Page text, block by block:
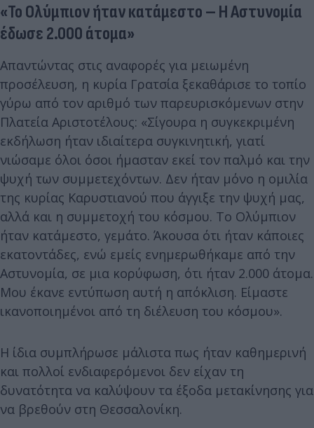
«Το Ολύμπιον ήταν κατάμεστο – Η Αστυνομία
έδωσε 2.000 άτομα»
Απαντώντας στις αναφορές για μειωμένη
προσέλευση, η κυρία Γρατσία ξεκαθάρισε το τοπίο
γύρω από τον αριθμό των παρευρισκόμενων στην
Πλατεία Αριστοτέλους: «Σίγουρα η συγκεκριμένη
εκδήλωση ήταν ιδιαίτερα συγκινητική, γιατί
νιώσαμε όλοι όσοι ήμασταν εκεί τον παλμό και την
ψυχή των συμμετεχόντων. Δεν ήταν μόνο η ομιλία
της κυρίας Καρυστιανού που άγγιξε την ψυχή μας,
αλλά και η συμμετοχή του κόσμου. Το Ολύμπιον
ήταν κατάμεστο, γεμάτο. Άκουσα ότι ήταν κάποιες
εκατοντάδες, ενώ εμείς ενημερωθήκαμε από την
Αστυνομία, σε μια κορύφωση, ότι ήταν 2.000 άτομα.
Μου έκανε εντύπωση αυτή η απόκλιση. Είμαστε
ικανοποιημένοι από τη διέλευση του κόσμου».
Η ίδια συμπλήρωσε μάλιστα πως ήταν καθημερινή
και πολλοί ενδιαφερόμενοι δεν είχαν τη
δυνατότητα να καλύψουν τα έξοδα μετακίνησης για
να βρεθούν στη Θεσσαλονίκη.